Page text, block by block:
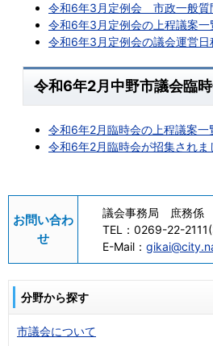
令和6年3月定例会 市政一般質
令和6年3月定例会の上程議案
令和6年3月定例会の議会運営日
令和6年2月中野市議会臨
令和6年2月臨時会の上程議案一
令和6年2月臨時会が招集されま
お問い合わ
せ
議会事務局 庶務係
TEL： 0269-22-
E-Mail：
分野から探す
市議会について